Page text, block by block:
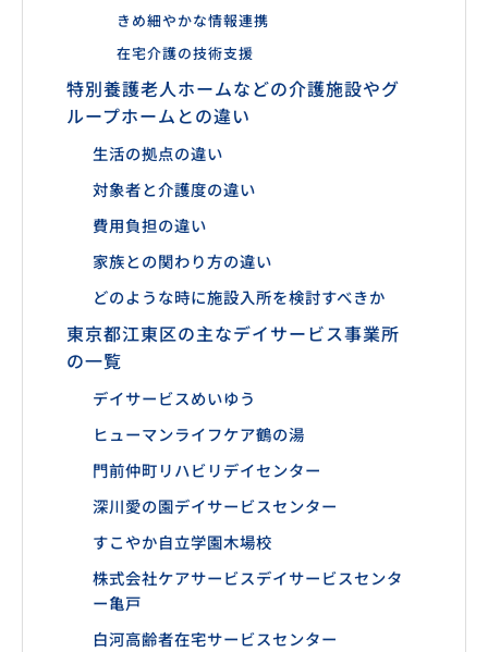
きめ細やかな情報連携
在宅介護の技術支援
特別養護老人ホームなどの介護施設やグ
ループホームとの違い
生活の拠点の違い
対象者と介護度の違い
費用負担の違い
家族との関わり方の違い
どのような時に施設入所を検討すべきか
東京都江東区の主なデイサービス事業所
の一覧
デイサービスめいゆう
ヒューマンライフケア鶴の湯
門前仲町リハビリデイセンター
深川愛の園デイサービスセンター
すこやか自立学園木場校
株式会社ケアサービスデイサービスセンタ
ー亀戸
白河高齢者在宅サービスセンター